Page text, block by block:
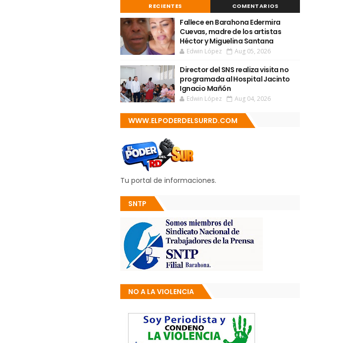
RECIENTES COMENTARIOS
Fallece en Barahona Edermira
Cuevas, madre de los artistas
Héctor y Miguelina Santana
Edwin López Aug 05, 2026
Director del SNS realiza visita no
programada al Hospital Jacinto
Ignacio Mañón
Edwin López Aug 04, 2026
WWW.ELPODERDELSURRD.COM
Tu portal de informaciones.
SNTP
NO A LA VIOLENCIA